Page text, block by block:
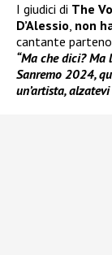
I giudici di The
D’Alessio, non
cantante
“Ma che dici? Ma
Sanremo 2024,
un’artista,